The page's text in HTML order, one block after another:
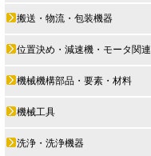
搬送・物流・包装機器
位置決め・減速機・モータ関連
機械機構部品・要素・材料
機械工具
洗浄・洗浄機器